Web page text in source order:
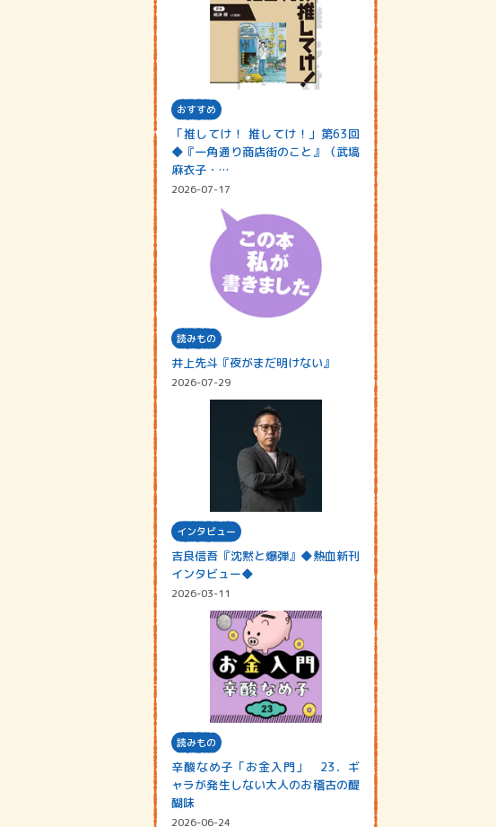
おすすめ
「推してけ！ 推してけ！」第63回
◆『一角通り商店街のこと』（武塙
麻衣子・…
2026-07-17
読みもの
井上先斗『夜がまだ明けない』
2026-07-29
インタビュー
吉良信吾『沈黙と爆弾』◆熱血新刊
インタビュー◆
2026-03-11
読みもの
辛酸なめ子「お金入門」 23．ギ
ャラが発生しない大人のお稽古の醍
醐味
2026-06-24